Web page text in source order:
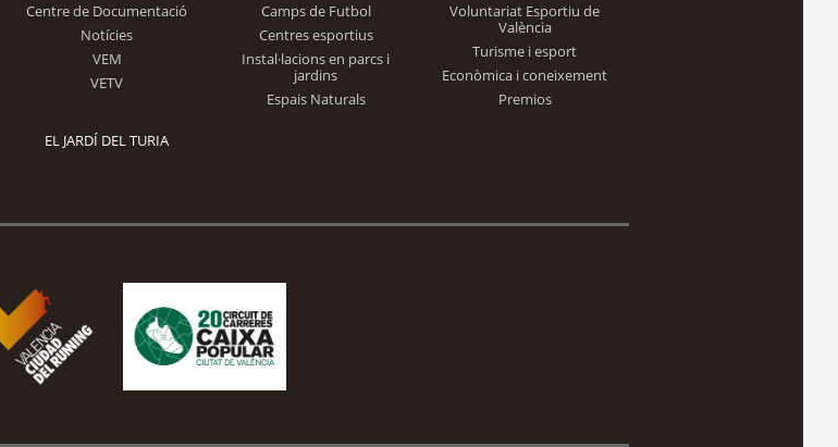
Centre de Documentació
Notícies
VEM
VETV
Camps de Futbol
Centres esportius
Instal·lacions en parcs i
jardins
Espais Naturals
Voluntariat Esportiu de
València
Turisme i esport
Econòmica i coneixement
Premios
EL JARDÍ DEL TURIA